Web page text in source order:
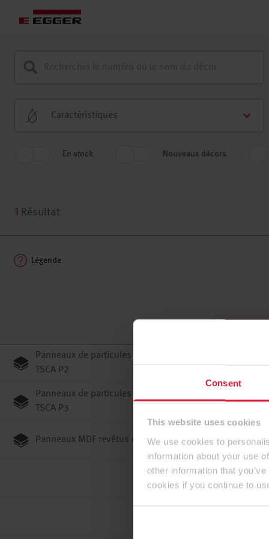
Consent
This website uses cookies
We use cookies to
information about your use
other information that
cookies if you continue to
Caractéristiques
En stock Nouveaux décors
1 Résultat
Légende
Panneaux de particules revêtus de stratifiés E1E05
TSCA P2
Panneaux de particules revêtus de stratifiés E1E05
TSCA P3
Panneaux MDF revêtus de stratifiés E1E05 TSCA ST